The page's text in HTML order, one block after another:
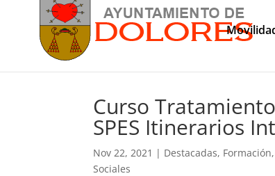
Curso
SPES Itinerarios
Nov 22, 2021 | Destacadas, Formación,
Sociales